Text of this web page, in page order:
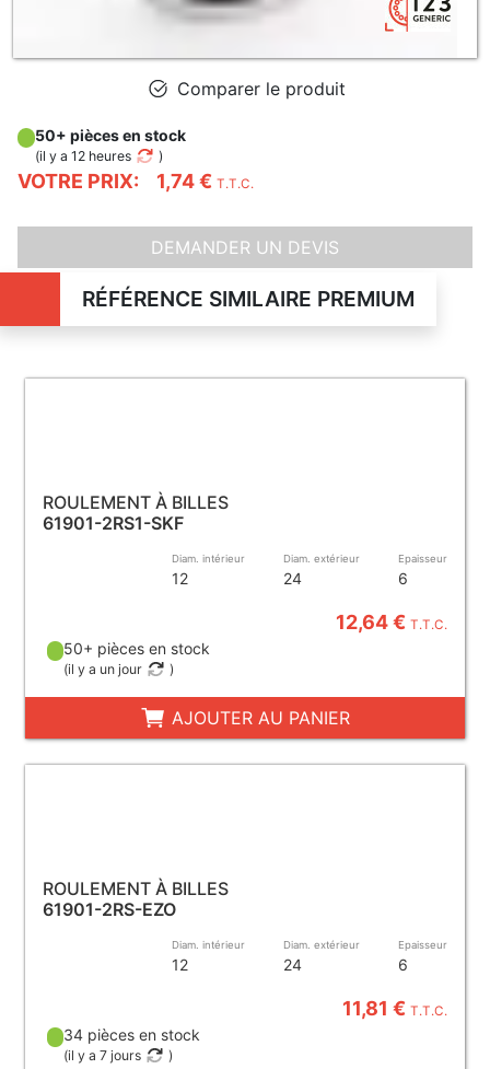
Comparer le produit
VOTRE PRIX: 1,74 € T.T.C.
50+ pièces en stock
(il y a 12 heures )
DEMANDER UN DEVIS
RÉFÉRENCE SIMILAIRE PREMIUM
ROULEMENT À BILLES
61901-2RS1-SKF
Diam. intérieur
12
Diam. extérieur
24
Epaisseur
6
12,64 €T.T.C.
50+ pièces en stock
(il y a un jour )
AJOUTER AU PANIER
ROULEMENT À BILLES
61901-2RS-EZO
Diam. intérieur
12
Diam. extérieur
24
Epaisseur
6
11,81 €T.T.C.
34 pièces en stock
(il y a 7 jours )